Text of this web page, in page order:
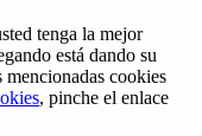
tenga la mejor
está dando su
mencionadas cookies
, pinche el enlace